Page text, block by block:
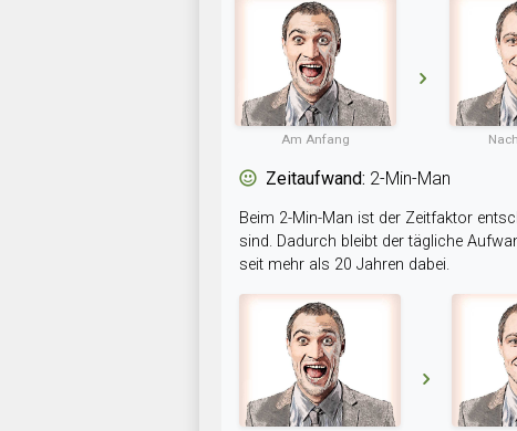
Am Anfang
Zeitaufwand: 2-Min-Man
Beim 2-Min-Man ist der Zeitfaktor
sind. Dadurch bleibt der tägliche
seit mehr als 20 Jahren dabei.